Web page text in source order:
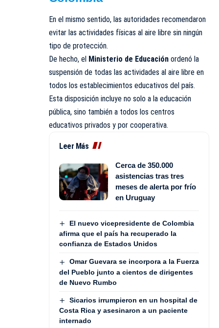
En el mismo sentido, las autoridades recomendaron
evitar las actividades físicas al aire libre sin ningún
tipo de protección.
De hecho, el Ministerio de Educación ordenó la
suspensión de todas las actividades al aire libre en
todos los establecimientos educativos del país.
Esta disposición incluye no solo a la educación
pública, sino también a todos los centros
educativos privados y por cooperativa.
Leer Más
Cerca de 350.000
asistencias tras tres
meses de alerta por frío
en Uruguay
El nuevo vicepresidente de Colombia
afirma que el país ha recuperado la
confianza de Estados Unidos
Omar Guevara se incorpora a la Fuerza
del Pueblo junto a cientos de dirigentes
de Nuevo Rumbo
Sicarios irrumpieron en un hospital de
Costa Rica y asesinaron a un paciente
internado